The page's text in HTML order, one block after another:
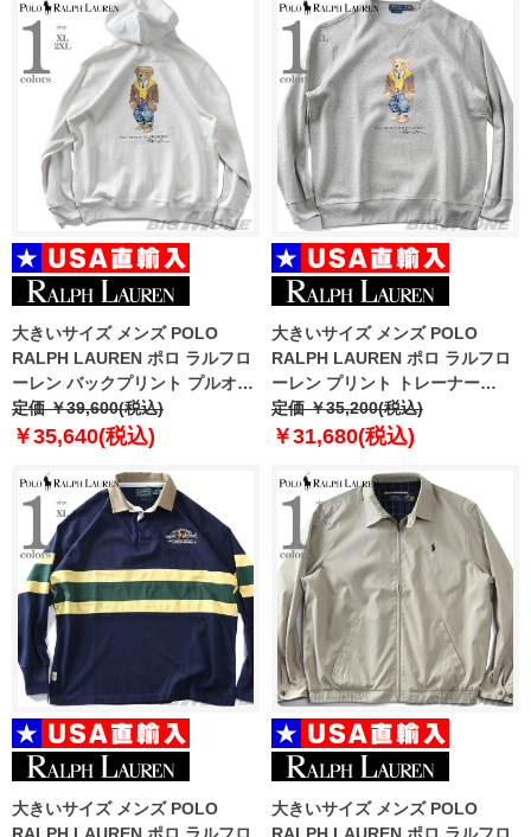
大きいサイズ メンズ POLO
RALPH LAUREN ポロ ラルフロ
ーレン バックプリント プルオー
バー パーカー POLO BEAR USA
直輸入 710p05917-001
定価 ￥39,600(税込)
￥35,640(税込)
大きいサイズ メンズ POLO
RALPH LAUREN ポロ ラルフロ
ーレン プリント トレーナー
POLO BEAR USA直輸入
710p04977-002
定価 ￥35,200(税込)
￥31,680(税込)
大きいサイズ メンズ POLO
RALPH LAUREN ポロ ラルフロ
大きいサイズ メンズ POLO
RALPH LAUREN ポロ ラルフロ